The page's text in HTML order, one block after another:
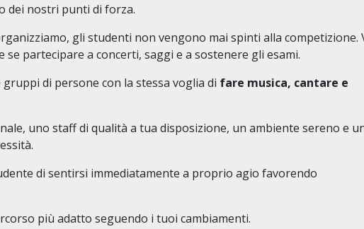
dei nostri punti di forza.
gli studenti non vengono mai spinti alla competizione.
partecipare a concerti, saggi e a sostenere gli esami.
di persone con la stessa voglia di fare musica, cantare e
uno staff di qualità a tua disposizione, un ambiente sereno e
di sentirsi immediatamente a proprio agio favorendo
più adatto seguendo i tuoi cambiamenti.